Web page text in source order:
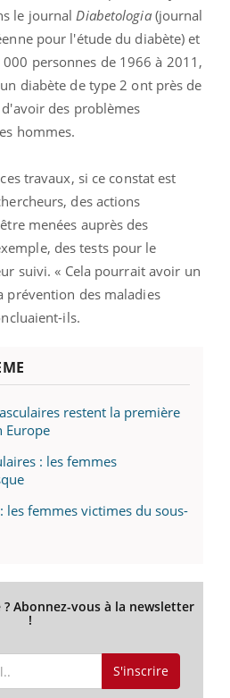
le journal Diabetologia (journal
pour l'étude du diabète) et
personnes de 1966 à 2011,
diabète de type 2 ont près de
des problèmes
hommes.
travaux, si ce constat est
des actions
menées auprès des
des tests pour le
suivi. « Cela pourrait avoir un
des maladies
ils.
restent la première
Europe
: les femmes
les femmes victimes du sous-
Abonnez-vous à la newsletter
!
S'inscrire